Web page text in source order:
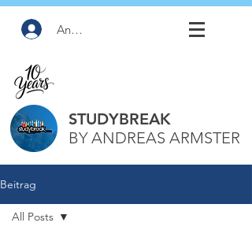
Anmelden
STUDYBREAK
BY ANDREAS ARMSTER
Beitrag
All Posts